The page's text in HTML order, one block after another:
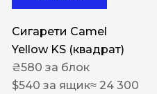
Сигарети Camel
Yellow KS (квадрат)
₴580 за блок
$540 за ящик≈ 24 300